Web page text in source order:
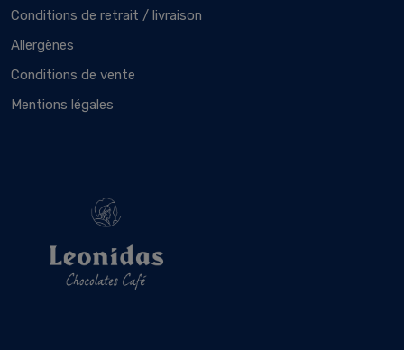
Conditions de retrait / livraison
Allergènes
Conditions de vente
Mentions légales